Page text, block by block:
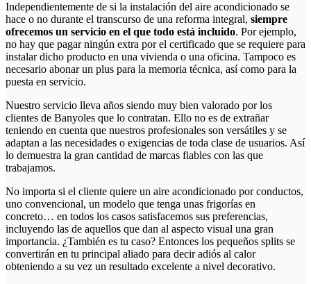
Independientemente de si la instalación del aire acondicionado se
hace o no durante el transcurso de una reforma integral, siempre
ofrecemos un servicio en el que todo está incluido. Por ejemplo,
no hay que pagar ningún extra por el certificado que se requiere para
instalar dicho producto en una vivienda o una oficina. Tampoco es
necesario abonar un plus para la memoria técnica, así como para la
puesta en servicio.
Nuestro servicio lleva años siendo muy bien valorado por los
clientes de Banyoles que lo contratan. Ello no es de extrañar
teniendo en cuenta que nuestros profesionales son versátiles y se
adaptan a las necesidades o exigencias de toda clase de usuarios. Así
lo demuestra la gran cantidad de marcas fiables con las que
trabajamos.
No importa si el cliente quiere un aire acondicionado por conductos,
uno convencional, un modelo que tenga unas frigorías en
concreto… en todos los casos satisfacemos sus preferencias,
incluyendo las de aquellos que dan al aspecto visual una gran
importancia. ¿También es tu caso? Entonces los pequeños splits se
convertirán en tu principal aliado para decir adiós al calor
obteniendo a su vez un resultado excelente a nivel decorativo.